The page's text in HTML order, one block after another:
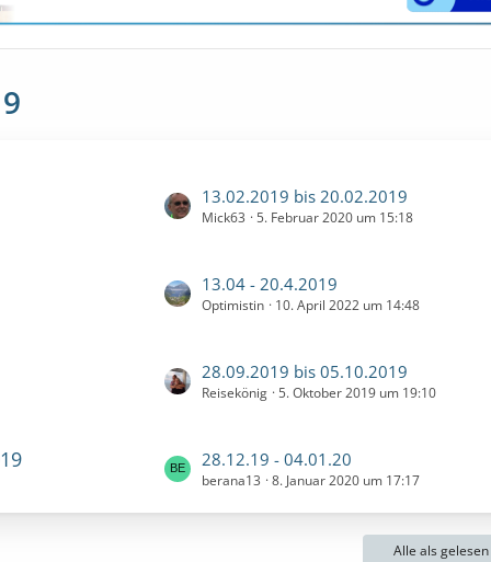
L
e
t
e
i
ä
g
e
13.02.2019 bis 20.02.2019
Mick63 5. Februar 2020 um 15:18
L
e
t
e
i
13.04 - 20.4.2019
Optimistin 10. April 2022 um 14:48
L
e
t
B
28.09.2019 bis 05.10.2019
Reisekönig 5. Oktober 2019 um 19:10
L
e
t
28.12.19 - 04.01.20
berana13 8. Januar 2020 um 17:17
Alle als